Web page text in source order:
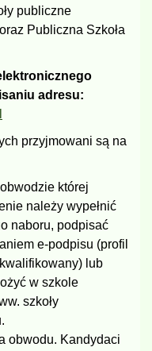
publiczne
Publiczna Szkoła
adresu:
przyjmowani są na
której
należy wypełnić
naboru, podpisać
e-podpisu (profil
lub
w szkole
szkoły
obwodu. Kandydaci